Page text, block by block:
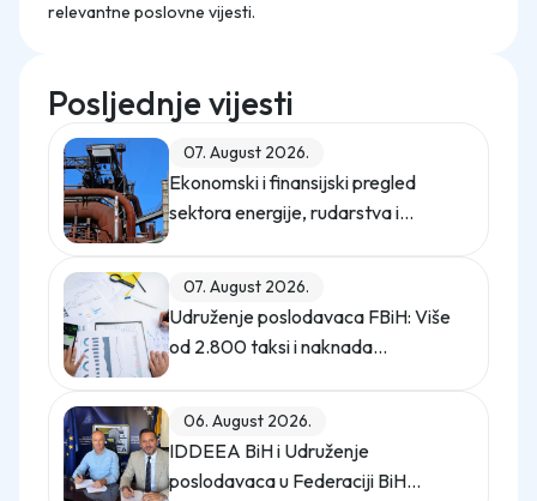
relevantne poslovne vijesti.
Posljednje vijesti
07. August 2026.
Ekonomski i finansijski pregled
sektora energije, rudarstva i
07. August 2026.
Udruženje poslodavaca FBiH: Više
od 2.800 taksi i naknada
06. August 2026.
IDDEEA BiH i Udruženje
poslodavaca u Federaciji BiH